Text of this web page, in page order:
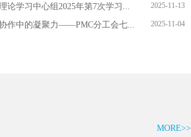
论学习中心组2025年第7次学习... 2025-11-13
作中的凝聚力——PMC分工会七... 2025-11-04
MORE>>